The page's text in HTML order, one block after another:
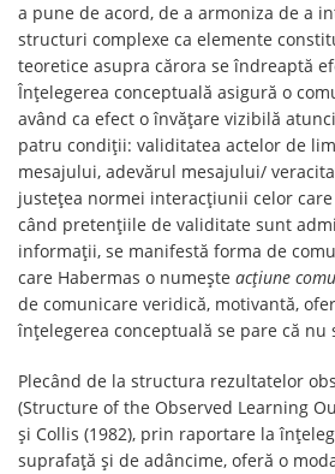
a pune de acord, de a armoniza de a
structuri complexe ca elemente
teoretice asupra cărora se îndreaptă
Înţelegerea conceptuală asigură o
având ca efect o învățare vizibilă
patru condiţii: validitatea actelor de
mesajului, adevărul mesajului/
justeţea normei interacţiunii celor
când pretenţiile de validitate sunt
informaţii, se manifestă forma de
care Habermas o numeşte acţiune
de comunicare veridică, motivantă,
înțelegerea conceptuală se pare că nu
Plecând de la structura rezultatelor
(Structure of the Observed Learning
și Collis (1982), prin raportare la
suprafață și de adâncime, oferă o